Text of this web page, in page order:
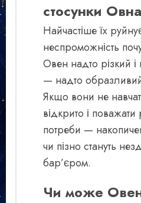
стосунки
Найчастіше їх
неспроможність
Овен надто різкий
— надто
Якщо вони не
відкрито і поважати
потреби —
чи пізно стануть
бар’єром.
Чи може